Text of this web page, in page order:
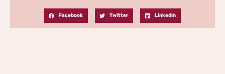
Facebook Twitter LinkedIn